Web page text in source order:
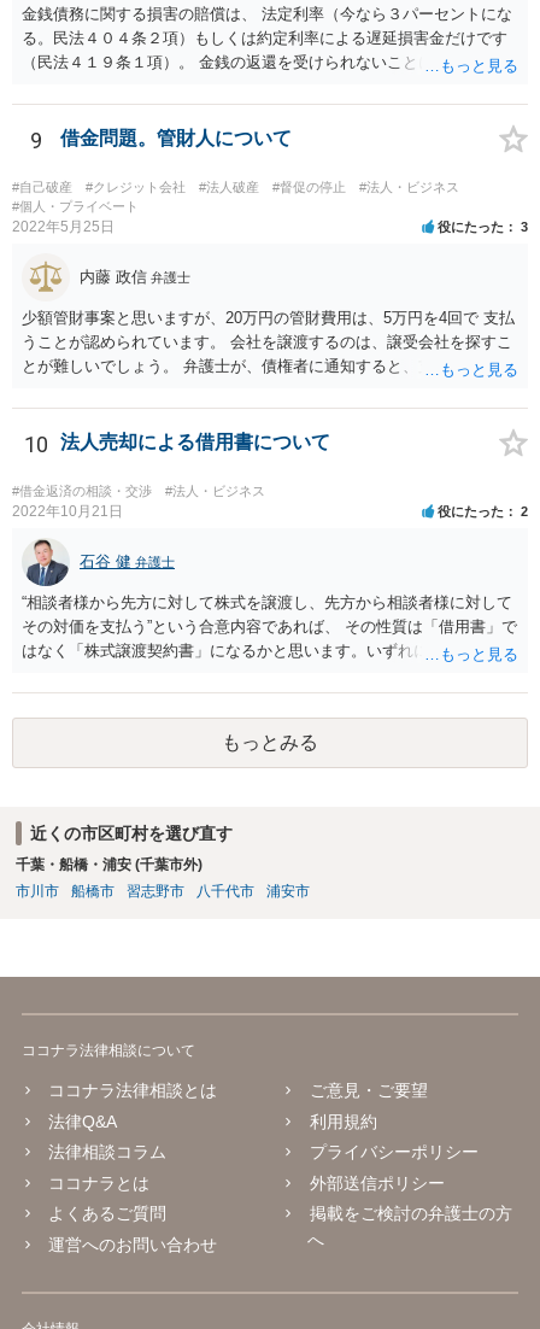
います）。
金銭債務に関する損害の賠償は、 法定利率（今なら３パーセントにな
る。民法４０４条２項）もしくは約定利率による遅延損害金だけです
（民法４１９条１項）。 金銭の返還を受けられないことにより何か損
まります。 なお、すでに他の弁護士が先に記載されたとおり、連帯保
証人に対する請求については、法定の要件を満たさない限り、連帯保
証契約として効力が生じません。弁護士の依頼の有無はこれを左右し
ないので、注意が必要です。
9 借金問題。管財人について
#自己破産 #クレジット会社 #法人破産 #督促の停止
#法人・ビジネス
#個人・プライベート
2022年5月25日 役にたった 3
内藤 政信 弁護士
少額管財事案と思いますが、20万円の管財費用は、5万円を4回で 支払
うことが認められています。 会社を譲渡するのは、譲受会社を探すこ
とが難しいでしょう。 弁護士が、債権者に通知すると、支払いを止め
う。
10 法人売却による借用書について
#借金返済の相談・交渉 #法人・ビジネス
2022年10月21日 役にたった 2
石谷 健 弁護士
“相談者様から先方に対して株式を譲渡し、先方から相談者様に対して
その対価を支払う”という合意内容であれば、 その性質は「借用書」で
はなく「株式譲渡契約書」になるかと思います。いずれにせよ、口約
た場合に、相談者様として、民事訴訟を経ないでいきなり強制執行
（先方の財産を差し押さえること等）を行えるようにしておくには、
単に両者間で契約書を作成するのではなく、 両者が公証役場に赴い
て、公証人によって作成される公正証書の形式で契約の締結を行うこ
載を盛り込んでおく必要もあります。 以上について、さらに詳しくお
知りになりたい場合は、法律事務所等での弁護士への法律相談をご検
討ください。
もっとみる
近くの市区町村を選び直す
千葉・船橋・浦安 (千葉市外)
市川市
船橋市 習志野市 八千代市 浦安市
ココナラ法律相談について
ココナラ法律相談とは
法律Q&A
法律相談コラム
ココナラとは
よくあるご質問
運営へのお問い合わせ
ご意見・ご要望
利用規約
プライバシーポリシー
外部送信ポリシー
掲載をご検討の弁護士の方
へ